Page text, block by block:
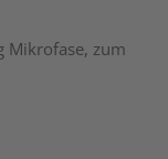
Mikrofase, zum